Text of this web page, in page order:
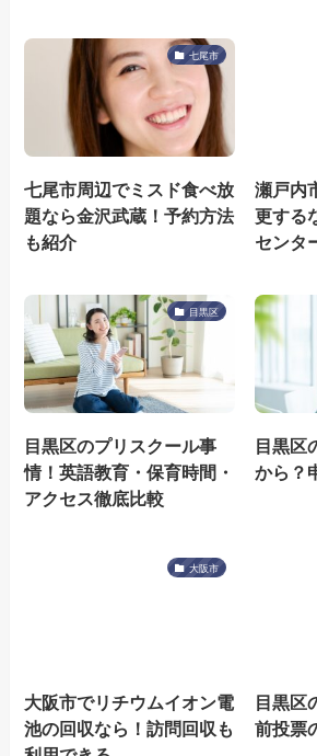
七尾市
七尾市周辺でミスド食べ放
題なら金沢武蔵！予約方法
も紹介
瀬戸内
更する
センタ
目黒区
目黒区のプリスクール事
情！英語教育・保育時間・
アクセス徹底比較
目黒区
から？
大阪市
大阪市でリチウムイオン電
池の回収なら！訪問回収も
目黒区
前投票